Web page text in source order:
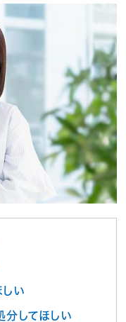
い
分してほしい